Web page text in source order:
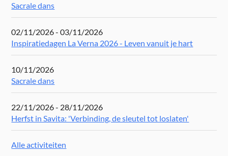
Sacrale dans
02/11/2026 - 03/11/2026
Inspiratiedagen La Verna 2026 - Leven vanuit je hart
10/11/2026
Sacrale dans
22/11/2026 - 28/11/2026
Herfst in Savita: 'Verbinding, de sleutel tot loslaten'
Alle activiteiten